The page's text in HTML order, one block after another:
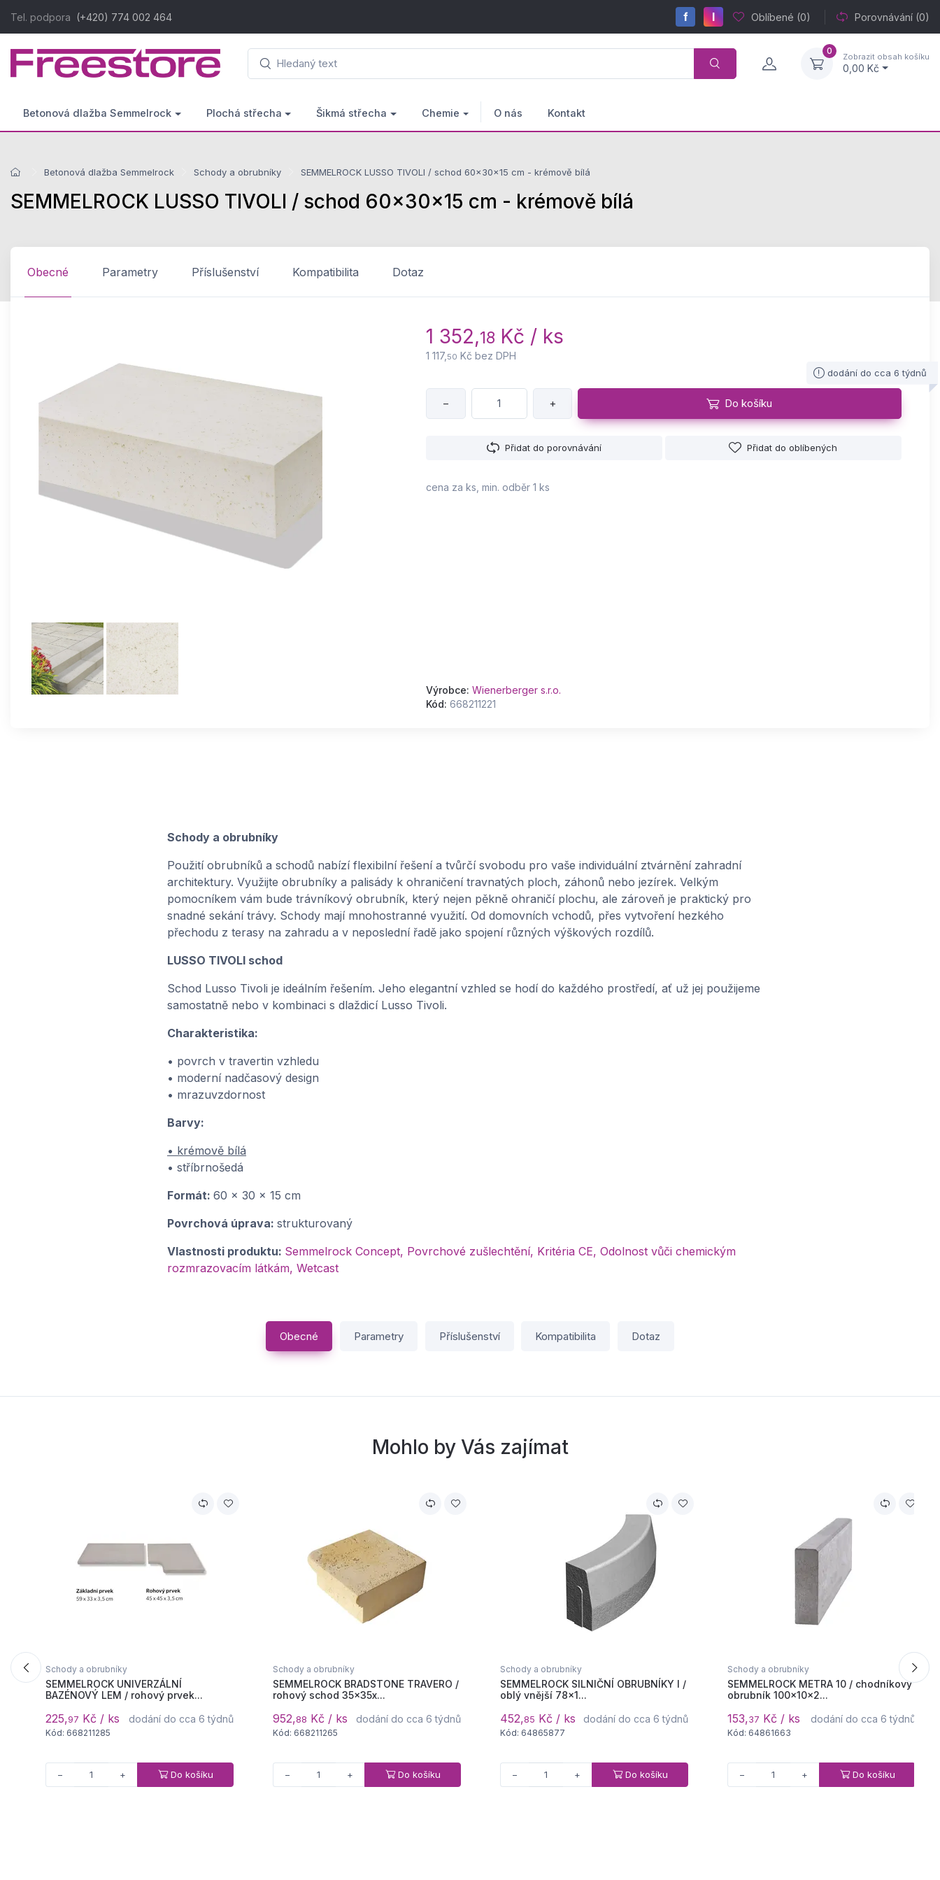
Tel. podpora (+420) 774 002 464 f I Oblíbené (0) Porovnávání (0)
0
Zobrazit obsah košíku
0,00 Kč
Betonová dlažba Semmelrock Plochá střecha Šikmá střecha Chemie O nás Kontakt
Betonová dlažba Semmelrock Schody a obrubníky SEMMELROCK LUSSO TIVOLI / schod 60x30x15 cm - krémově bílá
SEMMELROCK LUSSO TIVOLI / schod 60x30x15 cm - krémově bílá
Obecné Parametry Příslušenství Kompatibilita Dotaz
1 352,18 Kč / ks
1 117, 50 Kč bez DPH
dodání do cca 6 týdnů
− + Do košíku
Přidat do porovnávání Přidat do oblíbených
cena za ks, min. odběr 1 ks
Výrobce: Wienerberger s.r.o.
Kód: 668211221
Schody a obrubníky
Použití obrubníků a schodů nabízí flexibilní řešení a tvůrčí svobodu pro vaše individuální ztvárnění zahradní
architektury. Využijte obrubníky a palisády k ohraničení travnatých ploch, záhonů nebo jezírek. Velkým
pomocníkem vám bude trávníkový obrubník, který nejen pěkně ohraničí plochu, ale zároveň je praktický pro
snadné sekání trávy. Schody mají mnohostranné využití. Od domovních vchodů, přes vytvoření hezkého
přechodu z terasy na zahradu a v neposlední řadě jako spojení různých výškových rozdílů.
LUSSO TIVOLI schod
Schod Lusso Tivoli je ideálním řešením. Jeho elegantní vzhled se hodí do každého prostředí, ať už jej použijeme
samostatně nebo v kombinaci s dlaždicí Lusso Tivoli.
Charakteristika:
• povrch v travertin vzhledu
• moderní nadčasový design
• mrazuvzdornost
Barvy:
• krémově bílá
• stříbrnošedá
Formát: 60 x 30 x 15 cm
Povrchová úprava: strukturovaný
Vlastnosti produktu: Semmelrock Concept, Povrchové zušlechtění, Kritéria CE, Odolnost vůči chemickým
rozmrazovacím látkám, Wetcast
Obecné Parametry Příslušenství Kompatibilita Dotaz
Mohlo by Vás zajímat
Schody a obrubníky
SEMMELROCK UNIVERZÁLNÍ
BAZÉNOVÝ LEM / rohový prvek...
225,97 Kč / ks dodání do cca 6 týdnů
Kód: 668211285
− + Do košíku
Schody a obrubníky
SEMMELROCK BRADSTONE TRAVERO /
rohový schod 35x35x...
952,88 Kč / ks dodání do cca 6 týdnů
Kód: 668211265
− + Do košíku
Schody a obrubníky
SEMMELROCK SILNIČNÍ OBRUBNÍKY I /
oblý vnější 78x1...
452,85 Kč / ks dodání do cca 6 týdnů
Kód: 64865877
− + Do košíku
Schody a obrubníky
SEMMELROCK METRA 10 / chodníkový
obrubník 100x10x2...
153,37 Kč / ks dodání do cca 6 týdnů
Kód: 64861663
− + Do košíku